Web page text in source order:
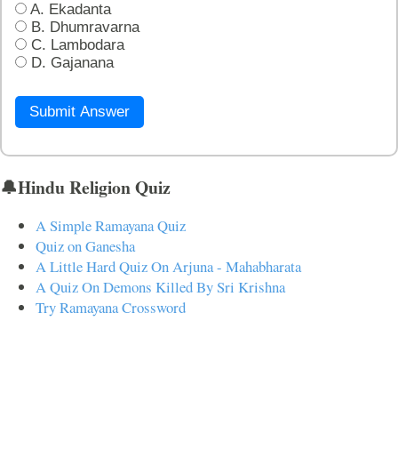
A. Ekadanta
B. Dhumravarna
C. Lambodara
D. Gajanana
Submit Answer
🔔Hindu Religion Quiz
A Simple Ramayana Quiz
Quiz on Ganesha
A Little Hard Quiz On Arjuna - Mahabharata
A Quiz On Demons Killed By Sri Krishna
Try Ramayana Crossword